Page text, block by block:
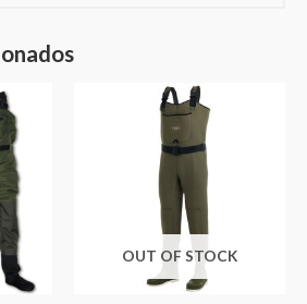
OUT OF STOCK